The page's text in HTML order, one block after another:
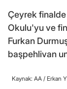
Çeyrek finalde
Okulu'yu ve
Furkan
başpehlivan
Kaynak: AA / Erkan